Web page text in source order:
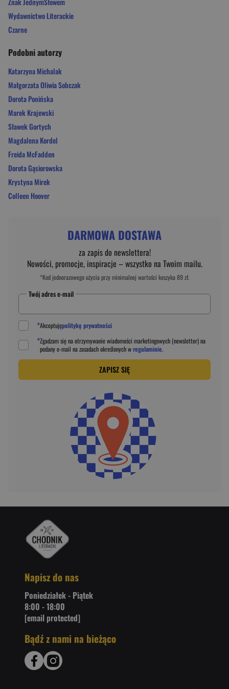
Wydawnictwo Literackie
Czarne
Podobni autorzy
Katarzyna Michalak
Małgorzata Oliwia Sobczak
Dorota Ponińska
Marek Krajewski
Sławek Gortych
Magdalena Kordel
Freida McFadden
Dorota Gąsiorowska
Krystyna Mirek
Colleen Hoover
DARMOWA DOSTAWA
za zapis do newslettera!
Nowości, promocje, inspiracje – wszystko na Twoim mailu.
*Kod jednorazowego użycia przy minimalnej wartości koszyka 89 zł.
Twój adres e-mail
*Akceptujępolitykę prywatności
*Zgadzam się na otrzymywanie wiadomości marketingowych (newsletter) na
podanye-mail na zasadach określonych wregulaminie.
ZAPISZ SIĘ
Napisz do nas
Poniedziałek - Piątek
8:00 - 18:00
[email protected]
Bądź z nami na bieżąco